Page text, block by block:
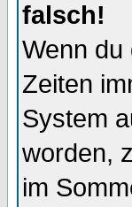
falsch!
Wenn du
Zeiten
System
worden,
im